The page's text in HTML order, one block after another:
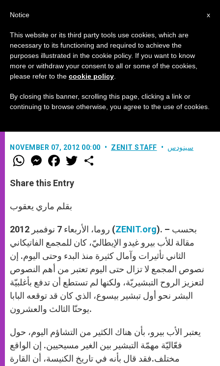
تحاليل لنتائج المجمع الفاتيكاني الثاني
في الكنيسة
NOVEMBER 07, 2012 00:00 ZENIT STAFF سينودس
W
h
t
s
p
p
M
e
s
e
g
e
F
a
e
b
o
k
w
Share this Entry
بقلم ماري يعقوب
روما، الأربعاء 7 نوفمبر 2012 (ZENIT.org). – بحسب
مقالة للأب بيرو غيدو الإيطاليّ، كان للمجمع الفاتيكاني
الثاني تأثيرات وآمال كثيرة منذ البدء وحتى اليوم. إن
نصوص المجمع لا تزال حتى اليوم تعتبر من أهم النصوص
لتعزيز الروح التبشيريّة، ولكنها لم تستطع أن تدفع بأغلبيّة
البشر نحو أول تبشير بيسوع، الذي كان قد توقعه البابا
يوحنّا الثالث والعشرون.
يعتبر الأب بيرو، بأن هناك الكثير من التشاؤم اليوم، حول
فعّاليّة مهمّة التبشير بين الغير مسيحيين. إن الواقع
مختلف.فقد قال بأنه في تاريخ الكنيسة، أن القارة
x
Notice
This website or its third party tools use cookies, which are
necessary to its functioning and required to achieve the
purposes illustrated in the cookie policy. If you want to know
more or withdraw your consent to all or some of the cookies,
please refer to the cookie policy
By closing this banner, scrolling this page, clicking a link or
continuing to browse otherwise, you agree to the use of cookies.